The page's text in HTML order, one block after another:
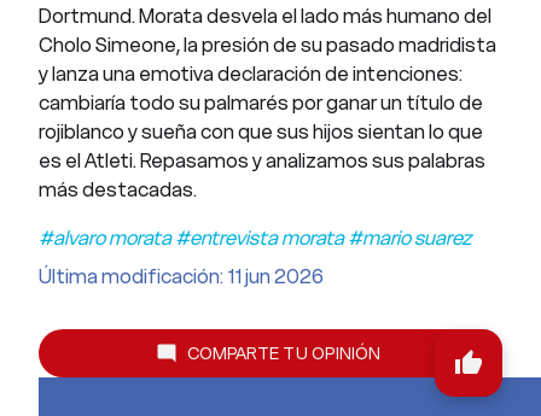
thumb_up
Dortmund. Morata desvela el lado más humano del
Cholo Simeone, la presión de su pasado madridista
y lanza una emotiva declaración de intenciones:
cambiaría todo su palmarés por ganar un título de
rojiblanco y sueña con que sus hijos sientan lo que
es el Atleti. Repasamos y analizamos sus palabras
más destacadas.
#alvaro morata #entrevista morata #mario suarez
Última modificación: 11 jun 2026
mode_comment COMPARTE TU OPINIÓN